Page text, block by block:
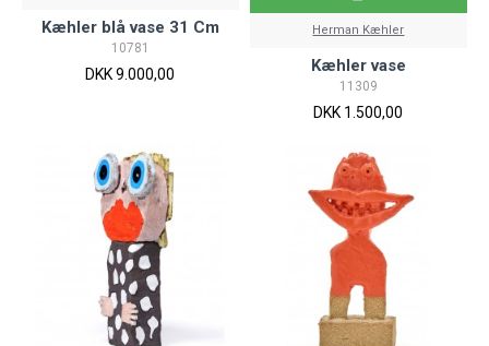
Kæhler blå vase 31 Cm
10781
DKK 9.000,00
Herman Kæhler
Kæhler vase
11309
DKK 1.500,00